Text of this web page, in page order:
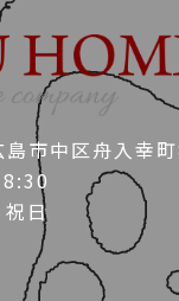
市中区舟入幸
日